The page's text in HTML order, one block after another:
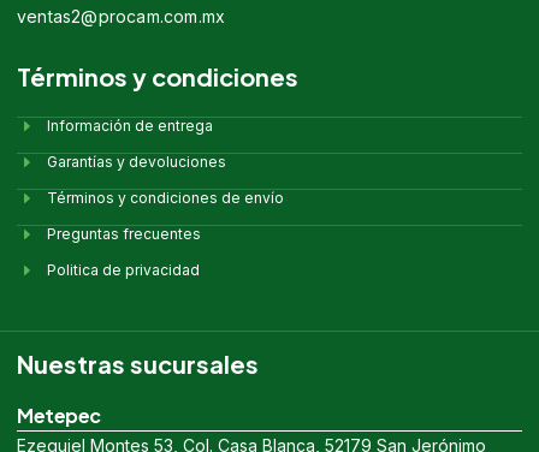
ventas2@procam.com.mx
Términos y condiciones
Información de entrega
Garantías y devoluciones
Términos y condiciones de envío
Preguntas frecuentes
Politica de privacidad
Nuestras sucursales
Metepec
Ezequiel Montes 53, Col. Casa Blanca, 52179 San Jerónimo